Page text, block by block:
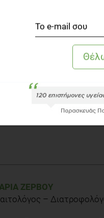
Τρόφιμα. Online οδηγός για
category/energy-balance
ΖΕΡΒΟΎ
–